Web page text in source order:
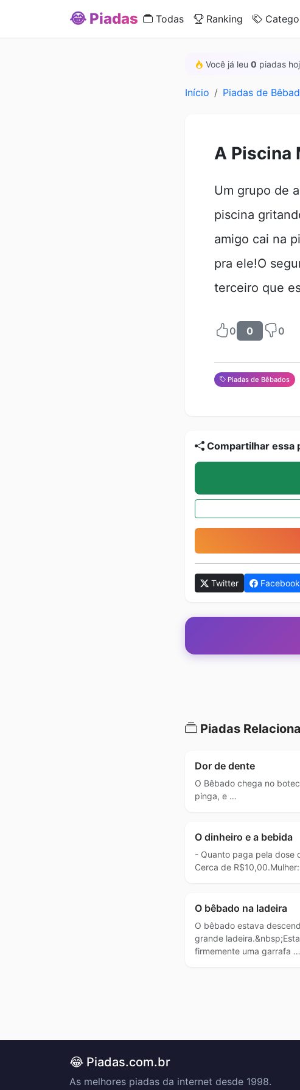
😂 Piadas Todas Ranking
Você já leu 0 piadas
Início Piadas de
A Piscina
Um grupo de
piscina
amigo cai na
pra ele!O
terceiro que
0 0 0
Piadas de Bêbados
Compartilhar essa
Twitter Facebook
Piadas
Dor de dente
O Bêbado chega no
pinga, e …
O dinheiro e a bebida
- Quanto paga pela dose
Cerca de
O bêbado na ladeira
O bêbado estava
grande
firmemente uma garrafa …
😂 Piadas.com.br
As melhores piadas da internet desde 1998.